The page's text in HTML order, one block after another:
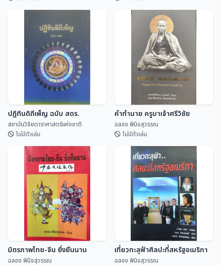
ชื่อบ้านนามเมือง จังหวัดเชียงใหม่
มาจากไหน?
สุจิตต์ วงษ์เทศ
สัพพะตำราดาราศาสตร์กลุ่ม
ชาติพันธุ์ไท (ปริวรรตจากคัมภีร์ใบ
ลานและพับสา)
ดิเรก อินจันทร์
ปฏิทินดิถีเพ็ญ ฉบับ สดร.
สถาบันวิจัยดาราศาสตร...
ปฏิทินดิถีเพ็ญ ฉบับ สดร.
สถาบันวิจัยดาราศาสตร์แห่งชาติ
ไม่มีตัวเล่ม
คำทำนาย ครูบาเจ้าศรีวิชัย
ฉลอง พินิจสุวรรณ
คำทำนาย ครูบาเจ้าศรีวิชัย
ฉลอง พินิจสุวรรณ
ไม่มีตัวเล่ม
มิตรภาพไทย-จีน ยิ่งยืนนาน
ฉลอง พินิจสุวรรณ
เที่ยวทะลุฟ้าศิลปะที่สหรัฐอเมริกา
ฉลอง พินิจสุวรรณ